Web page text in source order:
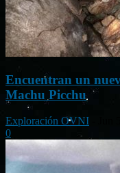
Encuentran un
Machu Picchu
Exploración OVNI
Jun
0